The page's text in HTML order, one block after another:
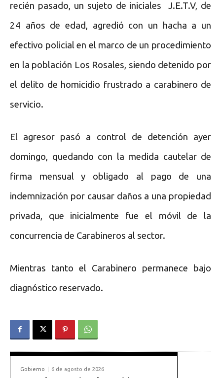
recién pasado, un sujeto de iniciales J.E.T.V, de
24 años de edad, agredió con un hacha a un
efectivo policial en el marco de un procedimiento
en la población Los Rosales, siendo detenido por
el delito de homicidio frustrado a carabinero de
servicio.
El agresor pasó a control de detención ayer
domingo, quedando con la medida cautelar de
firma mensual y obligado al pago de una
indemnización por causar daños a una propiedad
privada, que inicialmente fue el móvil de la
concurrencia de Carabineros al sector.
Mientras tanto el Carabinero permanece bajo
diagnóstico reservado.
Gobierno 6 de agosto de 2026